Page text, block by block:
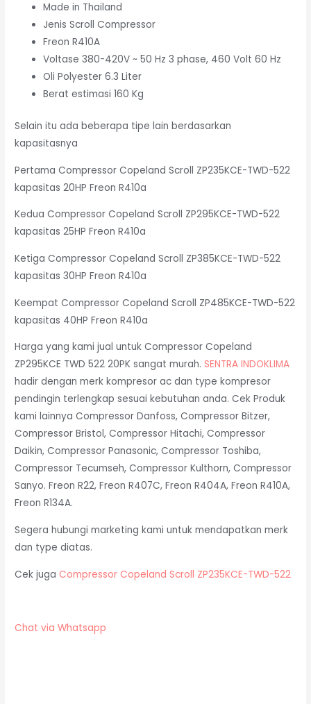
Made in Thailand
Jenis Scroll Compressor
Freon R410A
Voltase 380-420V ~ 50 Hz 3 phase, 460 Volt 60 Hz
Oli Polyester 6.3 Liter
Berat estimasi 160 Kg
Selain itu ada beberapa tipe lain berdasarkan
kapasitasnya
Pertama Compressor Copeland Scroll ZP235KCE-TWD-522
kapasitas 20HP Freon R410a
Kedua Compressor Copeland Scroll ZP295KCE-TWD-522
kapasitas 25HP Freon R410a
Ketiga Compressor Copeland Scroll ZP385KCE-TWD-522
kapasitas 30HP Freon R410a
Keempat Compressor Copeland Scroll ZP485KCE-TWD-522
kapasitas 40HP Freon R410a
Harga yang kami jual untuk Compressor Copeland
ZP295KCE TWD 522 20PK sangat murah.SENTRA INDOKLIMA
hadir dengan merk kompresor ac dan type kompresor
pendingin terlengkap sesuai kebutuhan anda. Cek Produk
kami lainnya Compressor Danfoss, Compressor Bitzer,
Compressor Bristol, Compressor Hitachi, Compressor
Daikin, Compressor Panasonic, Compressor Toshiba,
Compressor Tecumseh, Compressor Kulthorn, Compressor
Sanyo. Freon R22, Freon R407C, Freon R404A, Freon R410A,
Freon R134A.
Segera hubungi marketing kami untuk mendapatkan merk
dan type diatas.
Cek juga Compressor Copeland Scroll ZP235KCE-TWD-522
Chat via Whatsapp